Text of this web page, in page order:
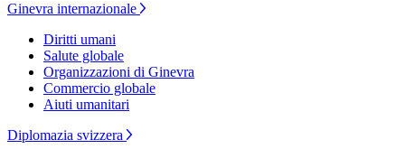
Ginevra internazionale
Diritti umani
Salute globale
Organizzazioni di Ginevra
Commercio globale
Aiuti umanitari
Diplomazia svizzera